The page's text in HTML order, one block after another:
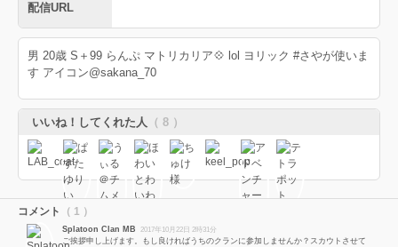
配信URL
男 20歳 S＋99 らんぷ マトリカリア💠 lol ヨリック #さやが使いま
す アイコン@sakana_70
いいね！してくれた人 （ 8 ）
コメント （ 1 ）
Splatoon Clan MB 2017年10月22日 2時31分
ご挨拶申し上げます。もし良ければうちのクランに参加しませんか？スカウトさせて